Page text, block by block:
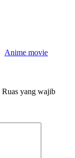
Anime movie
Ruas yang wajib